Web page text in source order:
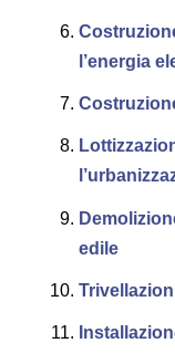
l’energia
edile